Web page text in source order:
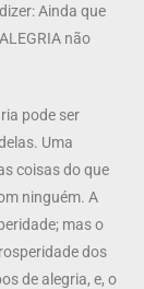
Ainda que
não
pode ser
Uma
coisas do que
ninguém. A
mas o
dos
de alegria, e, o